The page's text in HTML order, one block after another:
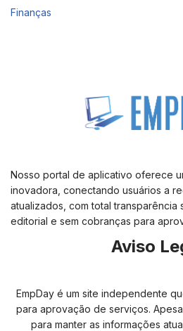
Finanças
Nosso portal de aplicativo oferece
inovadora, conectando usuários a
atualizados, com total
editorial e sem cobranças para
Aviso
EmpDay é um site independente
para aprovação de serviços.
para manter as informações